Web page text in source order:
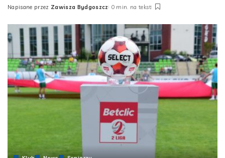
Posted
Napisane przez Zawisza Bydgoszcz 0 min. na tekst